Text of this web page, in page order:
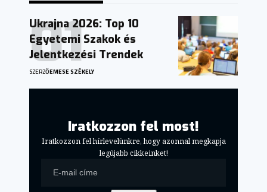
Ukrajna 2026: Top 10
Egyetemi Szakok és
Jelentkezési Trendek
SZERZŐEMESE SZÉKELY
Iratkozzon fel most!
Iratkozzon fel hírlevelünkre, hogy azonnal megkapja
legújabb cikkeinket!